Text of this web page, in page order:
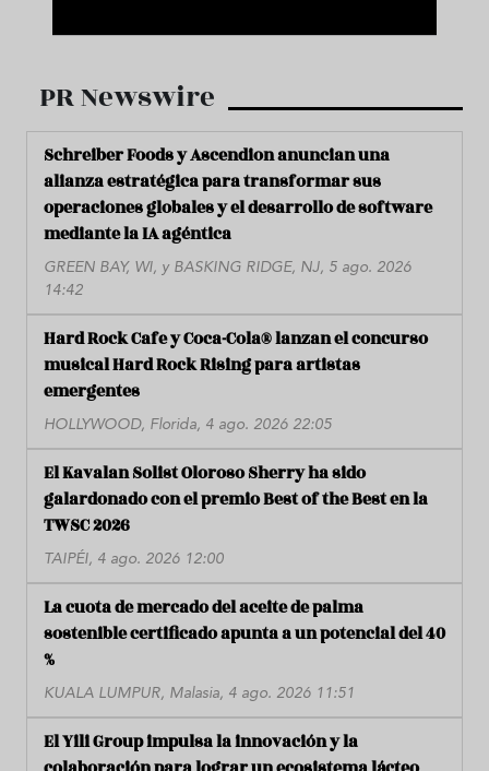
PR Newswire
Schreiber Foods y Ascendion anuncian una
alianza estratégica para transformar sus
operaciones globales y el desarrollo de software
mediante la IA agéntica
GREEN BAY, WI, y BASKING RIDGE, NJ, 5 ago. 2026
14:42
Hard Rock Cafe y Coca-Cola® lanzan el concurso
musical Hard Rock Rising para artistas
emergentes
HOLLYWOOD, Florida, 4 ago. 2026 22:05
El Kavalan Solist Oloroso Sherry ha sido
galardonado con el premio Best of the Best en la
TWSC 2026
TAIPÉI, 4 ago. 2026 12:00
La cuota de mercado del aceite de palma
sostenible certificado apunta a un potencial del 40
%
KUALA LUMPUR, Malasia, 4 ago. 2026 11:51
El Yili Group impulsa la innovación y la